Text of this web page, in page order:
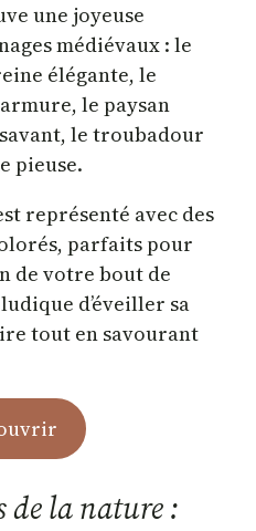
une joyeuse
médiévaux : le
élégante, le
le paysan
le troubadour
pieuse.
représenté avec des
parfaits pour
de votre bout de
d’éveiller sa
tout en savourant
de la nature :